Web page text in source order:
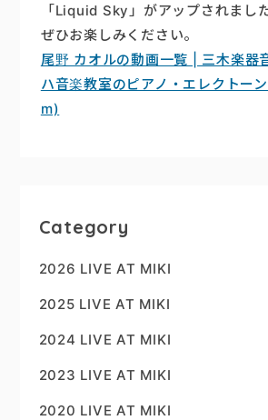
「Liquid Sky」がアップされまし
ぜひお楽しみください。
尾野 カオルの動画一覧 | 三木楽器
ハ音楽教室のピアノ・エレクトー
m)
Category
2026 LIVE AT MIKI
2025 LIVE AT MIKI
2024 LIVE AT MIKI
2023 LIVE AT MIKI
2020 LIVE AT MIKI